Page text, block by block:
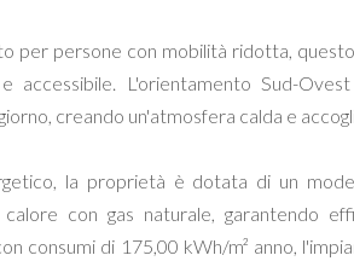
per persone con mobilità ridotta, questo
accessibile. L'orientamento Sud-
creando un'atmosfera calda e
la proprietà è dotata di un
con gas naturale, garantendo
consumi di 175,00 kWh/m² anno,